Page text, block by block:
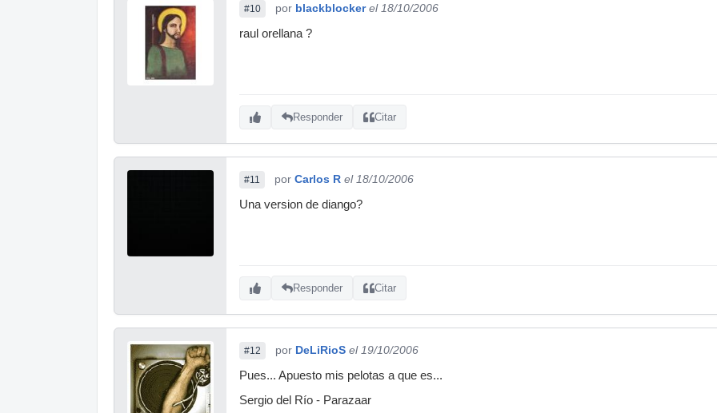
#10 por blackblocker el 18/10/2006
raul orellana ?
Responder Citar
#11 por Carlos R el 18/10/2006
Una version de diango?
Responder Citar
#12 por DeLiRioS el 19/10/2006
Pues... Apuesto mis pelotas a que es...
Sergio del Río - Parazaar